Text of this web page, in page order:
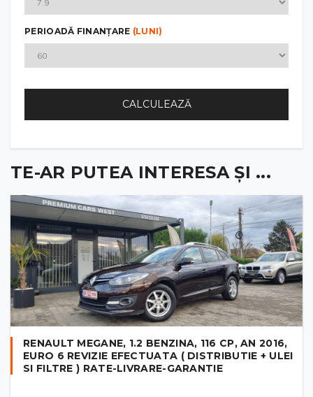
PERIOADĂ FINANȚARE (LUNI)
CALCULEAZĂ
TE-AR PUTEA INTERESA ȘI ...
RENAULT MEGANE, 1.2 BENZINA, 116 CP, AN 2016,
EURO 6 REVIZIE EFECTUATA ( DISTRIBUTIE + ULEI
SI FILTRE ) RATE-LIVRARE-GARANTIE